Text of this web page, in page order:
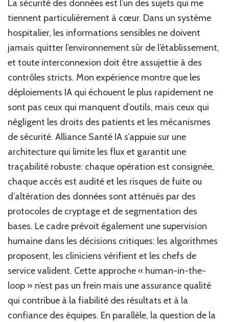
La sécurité des données est l’un des sujets qui me
tiennent particulièrement à cœur. Dans un système
hospitalier, les informations sensibles ne doivent
jamais quitter l’environnement sûr de l’établissement,
et toute interconnexion doit être assujettie à des
contrôles stricts. Mon expérience montre que les
déploiements IA qui échouent le plus rapidement ne
sont pas ceux qui manquent d’outils, mais ceux qui
négligent les droits des patients et les mécanismes
de sécurité. Alliance Santé IA s’appuie sur une
architecture qui limite les flux et garantit une
traçabilité robuste: chaque opération est consignée,
chaque accès est audité et les risques de fuite ou
d’altération des données sont atténués par des
protocoles de cryptage et de segmentation des
bases. Le cadre prévoit également une supervision
humaine dans les décisions critiques: les algorithmes
proposent, les cliniciens vérifient et les chefs de
service valident. Cette approche « human-in-the-
loop » n’est pas un frein mais une assurance qualité
qui contribue à la fiabilité des résultats et à la
confiance des équipes. En parallèle, la question de la